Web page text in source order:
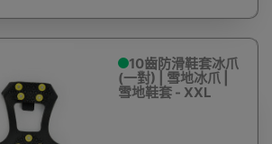
10齒防滑鞋套冰爪
(一對) | 雪地冰爪 |
雪地鞋套 - XXL